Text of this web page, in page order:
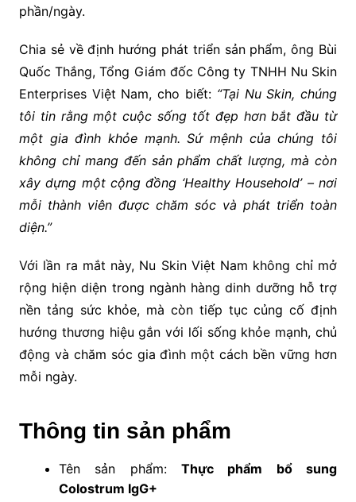
phần/ngày.
Chia sẻ về định hướng phát triển sản phẩm, ông Bùi
Quốc Thắng, Tổng Giám đốc Công ty TNHH Nu Skin
Enterprises Việt Nam, cho biết: “Tại Nu Skin, chúng
tôi tin rằng một cuộc sống tốt đẹp hơn bắt đầu từ
một gia đình khỏe mạnh. Sứ mệnh của chúng tôi
không chỉ mang đến sản phẩm chất lượng, mà còn
xây dựng một cộng đồng ‘Healthy Household’ – nơi
mỗi thành viên được chăm sóc và phát triển toàn
diện.”
Với lần ra mắt này, Nu Skin Việt Nam không chỉ mở
rộng hiện diện trong ngành hàng dinh dưỡng hỗ trợ
nền tảng sức khỏe, mà còn tiếp tục củng cố định
hướng thương hiệu gắn với lối sống khỏe mạnh, chủ
động và chăm sóc gia đình một cách bền vững hơn
mỗi ngày.
Thông tin sản phẩm
Tên sản phẩm: Thực phẩm bổ sung
Colostrum IgG+